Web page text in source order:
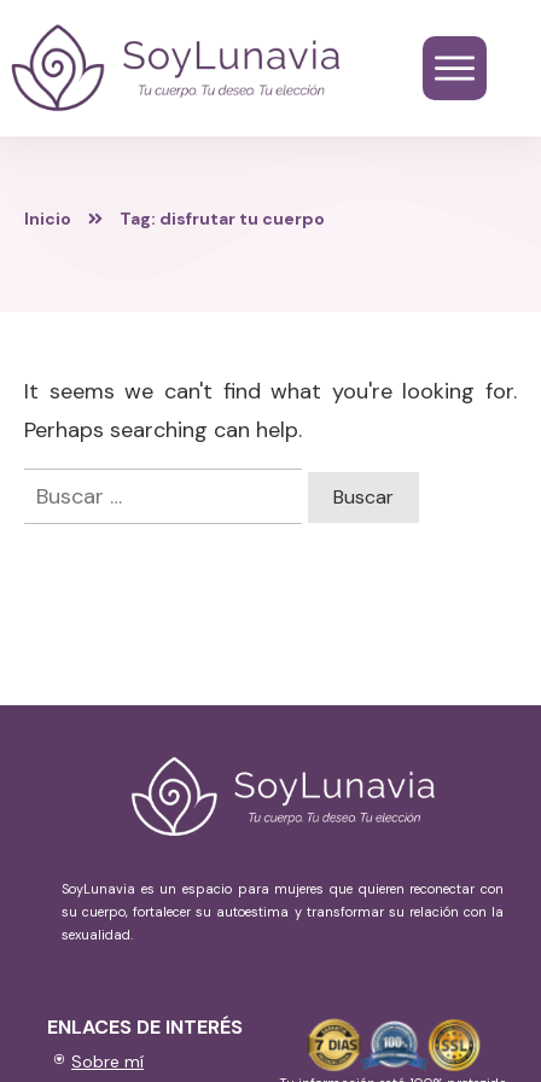
Inicio Tag: disfrutar tu cuerpo
It seems we can't find what you're looking for.
Perhaps searching can help.
Buscar:
SoyLunavia es un espacio para mujeres que quieren reconectar con
su cuerpo, fortalecer su autoestima y transformar su relación con la
sexualidad.
ENLACES DE INTERÉS
Sobre mí